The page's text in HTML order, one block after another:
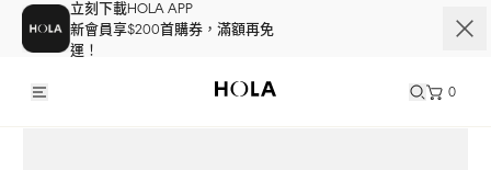
立刻下載HOLA APP
新會員享$200首購券，滿額再免
運！
0